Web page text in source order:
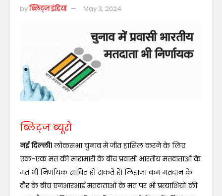
byब्लिट्ज़ इंडिया May 3, 2024
ब्लिट्ज ब्यूरो
नई दिल्ली।लोकसभा चुनाव में जीत हासिल करने के लिए
एक-एक मत की मारामारी के बीच प्रवासी भारतीय मतदाताओं के
मत भी निर्णायक साबित हो सकते हैं। लिहाजा कम मतदान के
दौर के बीच एनआरआई मतदाताओं के मत पर भी प्रत्याशियों की